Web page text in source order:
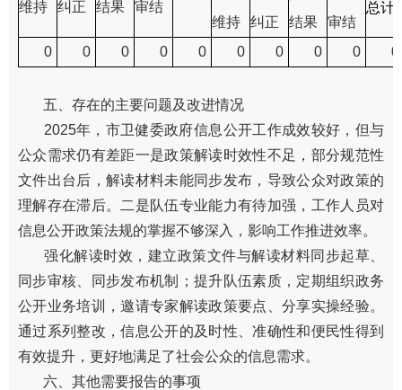
维持
纠正
结果
审结
维持
纠正
结果
审结
总计
0 0 0 0 0 0 0 0 0 0
五、存在的主要问题及改进情况
2025年，市卫健委政府信息公开工作成效较好，但与
公众需求仍有差距一是政策解读时效性不足，部分规范性
文件出台后，解读材料未能同步发布，导致公众对政策的
理解存在滞后。二是队伍专业能力有待加强，工作人员对
信息公开政策法规的掌握不够深入，影响工作推进效率。
强化解读时效，建立政策文件与解读材料同步起草、
同步审核、同步发布机制；提升队伍素质，定期组织政务
公开业务培训，邀请专家解读政策要点、分享实操经验。
通过系列整改，信息公开的及时性、准确性和便民性得到
有效提升，更好地满足了社会公众的信息需求。
六、其他需要报告的事项